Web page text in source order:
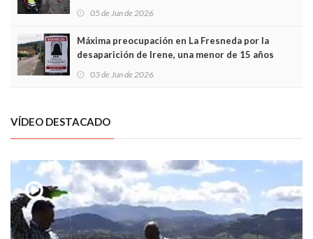
frontal
05 de Jun de 2026
Máxima preocupación en La Fresneda por la
desaparición de Irene, una menor de 15 años
03 de Jun de 2026
VÍDEO DESTACADO